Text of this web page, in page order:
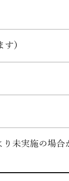
）
未実施の場合